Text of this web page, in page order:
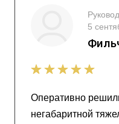
5
Оперативно
негабаритной